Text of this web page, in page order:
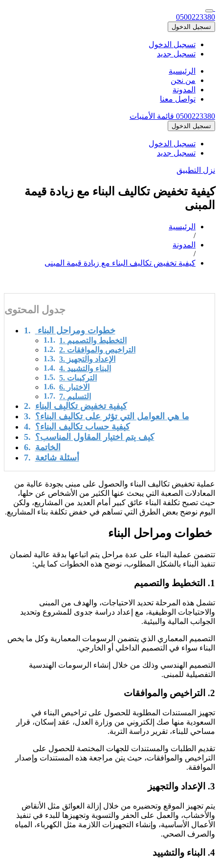
0500223380
تسجيل الدخول
تسجيل الدخول
تسجيل جديد
الرئيسية
من نحن
المدونة
تواصل معنا
0500223380 قائمة الأمنيات
تسجيل الدخول
تسجيل الدخول
تسجيل جديد
نزل التطبيق
كيفية تخفيض تكاليف البناء مع زيادة قيمة
المبنى
الرئيسية
/
المدونة
/
كيفية تخفيض تكاليف البناء مع زيادة قيمة المبنى
جدول المحتوى
خطوات ومراحل البناء
1. التخطيط والتصميم
2. التراخيص والموافقات
3. الإعداد والتجهيز
4. البناء والتشييد
5. التركيبات
6. الاختبار
7. التسليم
كيفية تخفيض تكاليف البناء
ما هي العوامل التي تؤثر على تكاليف البناء؟
كيفية حساب تكاليف البناء؟
كيف يتم اختيار المقاول المناسب؟
الخاتمة
أسئلة شائعة
عملية تخفيض تكاليف البناء والحصول على مبنى بجودة عالية من
المعادلات الصعبة التي يبحث عنها الكثير من الأشخاص عن حلها،
حيث تصبح تكلفة البناء عائق كبير أمام العديد من المشاريع، ولكن
اليوم نوضح بعض الطرق التي تساهم في خفض تكلفة بناء المشاريع.
خطوات ومراحل البناء
تتضمن عملية البناء على عدة مراحل يتم اتباعها بدقة عالية لضمان
تنفيذ البناء بالشكل المطلوب، نوضح هذه الخطوات كما يلي:
1. التخطيط والتصميم
تشمل هذه المرحلة تحديد الاحتياجات، والهدف من المبنى
والاحتياجات الوظيفية، مع إعداد دراسة جدوى للمشروع وتحديد
الجوانب المالية والبيئية.
التصميم المعماري الذي يتضمن الرسومات المعمارية وكل ما يخص
البناء سواء في التصميم الداخلي أو الخارجي.
التصميم الهندسي وذلك من خلال إنشاء الرسومات الهندسية
التفصيلية للمبنى.
2. التراخيص والموافقات
تجهيز المستندات المطلوبة للحصول على تراخيص البناء في
السعودية منها صك إلكتروني من وزارة العدل، عقد إسكان، قرار
مساحي للبناء، تقرير دراسة التربة.
تقديم الطلبات والمستندات للجهات المختصة للحصول على
التراخيص والموافقات، حيث يتن مراجعة هذه المستندات وإصدار
الموافقة.
3. الإعداد والتجهيز
يتم تجهيز الموقع وتحضيره من خلال إزالة العوائق مثل الأنقاض
والأخشاب، والعمل على الحفر والتسوية وتجهيزها للبدء في تنفيذ
الأعمال الأساسية، وإنشاء التجهيزات اللازمة مثل الكهرباء، المياه
والصرف الصحي.
4. البناء والتشييد